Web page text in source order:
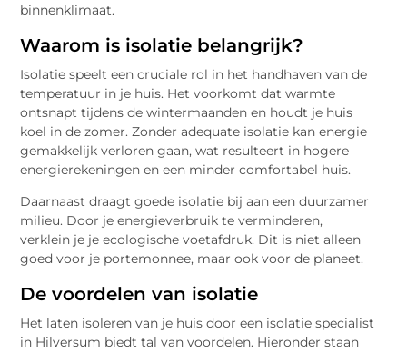
binnenklimaat.
Waarom is isolatie belangrijk?
Isolatie speelt een cruciale rol in het handhaven van de
temperatuur in je huis. Het voorkomt dat warmte
ontsnapt tijdens de wintermaanden en houdt je huis
koel in de zomer. Zonder adequate isolatie kan energie
gemakkelijk verloren gaan, wat resulteert in hogere
energierekeningen en een minder comfortabel huis.
Daarnaast draagt goede isolatie bij aan een duurzamer
milieu. Door je energieverbruik te verminderen,
verklein je je ecologische voetafdruk. Dit is niet alleen
goed voor je portemonnee, maar ook voor de planeet.
De voordelen van isolatie
Het laten isoleren van je huis door een isolatie specialist
in Hilversum biedt tal van voordelen. Hieronder staan